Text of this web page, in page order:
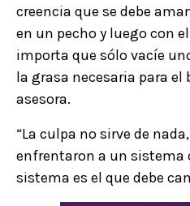
creencia que se debe
en un pecho y luego con
importa que sólo vacíe
la grasa necesaria para el
asesora.
“La culpa no sirve de
enfrentaron a un sistema
sistema es el que debe